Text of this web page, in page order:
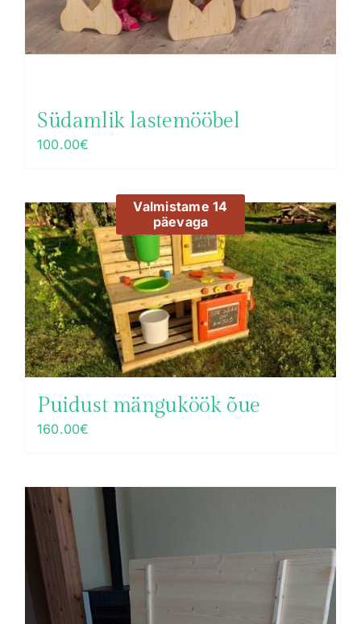
Südamlik lastemööbel
100.00€
Valmistame 14
päevaga
Puidust mänguköök õue
160.00€